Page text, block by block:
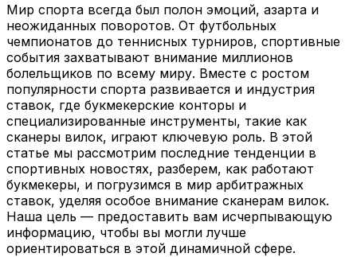
Мир спорта всегда был полон эмоций, азарта и
неожиданных поворотов. От футбольных
чемпионатов до теннисных турниров, спортивные
события захватывают внимание миллионов
болельщиков по всему миру. Вместе с ростом
популярности спорта развивается и индустрия
ставок, где букмекерские конторы и
специализированные инструменты, такие как
сканеры вилок, играют ключевую роль. В этой
статье мы рассмотрим последние тенденции в
спортивных новостях, разберем, как работают
букмекеры, и погрузимся в мир арбитражных
ставок, уделяя особое внимание сканерам вилок.
Наша цель — предоставить вам исчерпывающую
информацию, чтобы вы могли лучше
ориентироваться в этой динамичной сфере.